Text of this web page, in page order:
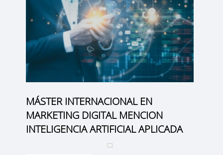
MÁSTER INTERNACIONAL EN
MARKETING DIGITAL MENCION
INTELIGENCIA ARTIFICIAL APLICADA